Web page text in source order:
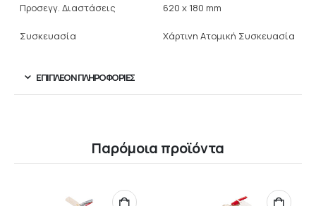
Προσεγγ. Διαστάσεις 620 x 180 mm
Συσκευασία Χάρτινη Ατομική Συσκευασία
ΕΠΙΠΛΈΟΝ ΠΛΗΡΟΦΟΡΊΕΣ
Παρόμοια προϊόντα